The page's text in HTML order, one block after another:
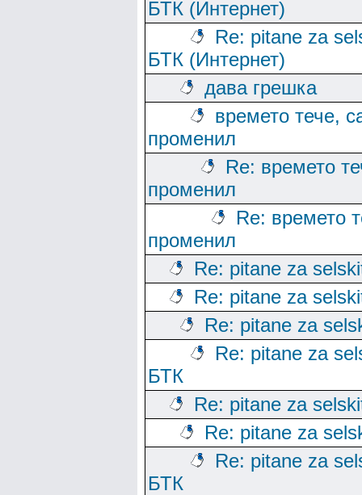
БТК (Интернет)
Re: pitane za
БТК (Интернет)
дава грешка
времето тече,
променил
Re: времето
променил
Re: времето
променил
Re: pitane za
Re: pitane za
Re: pitane za
Re: pitane za
БТК
Re: pitane za
Re: pitane za
Re: pitane za
БТК